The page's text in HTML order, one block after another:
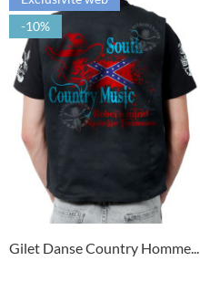
Gilet Danse Country Homme...
-10%